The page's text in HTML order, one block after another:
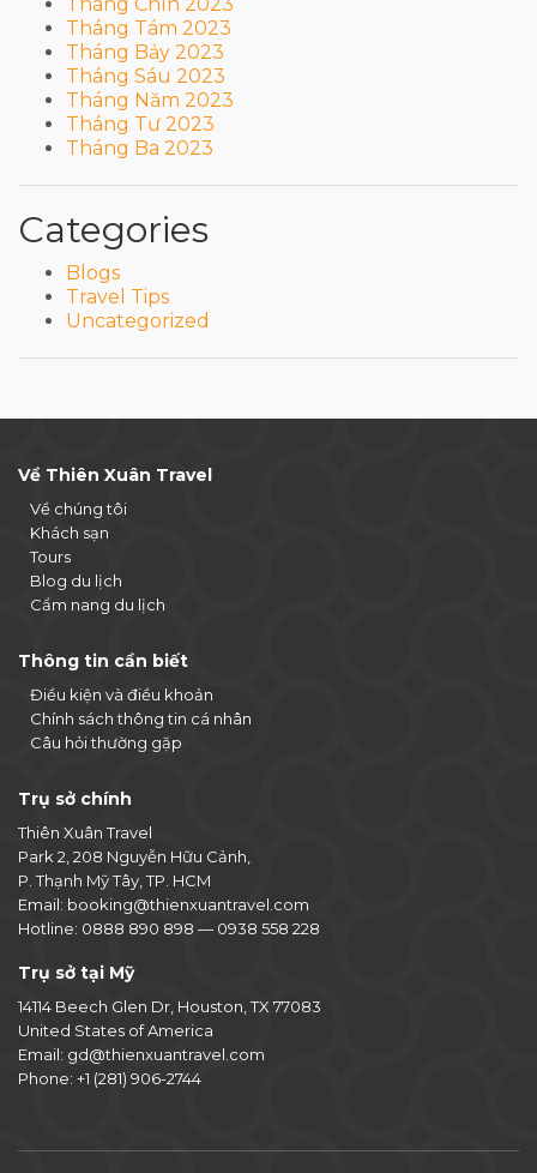
Tháng Tám 2023
Tháng Bảy 2023
Tháng Sáu 2023
Tháng Năm 2023
Tháng Tư 2023
Tháng Ba 2023
Categories
Blogs
Travel Tips
Uncategorized
Về Thiên Xuân Travel
Về chúng tôi
Khách sạn
Tours
Blog du lịch
Cẩm nang du lịch
Thông tin cần biết
Điều kiện và điều khoản
Chính sách thông tin cá nhân
Câu hỏi thường gặp
Trụ sở chính
Thiên Xuân Travel
Park 2, 208 Nguyễn Hữu Cảnh,
P. Thạnh Mỹ Tây, TP. HCM
Email: booking@thienxuantravel.com
Hotline: 0888 890 898 — 0938 558 228
Trụ sở tại Mỹ
14114 Beech Glen Dr, Houston, TX 77083
United States of America
Email: gd@thienxuantravel.com
Phone: +1 (281) 906-2744